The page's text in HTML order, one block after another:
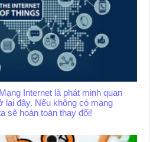
Internet là phát minh quan
lại đây. Nếu không có mạng
sẽ hoàn toàn thay đổi!